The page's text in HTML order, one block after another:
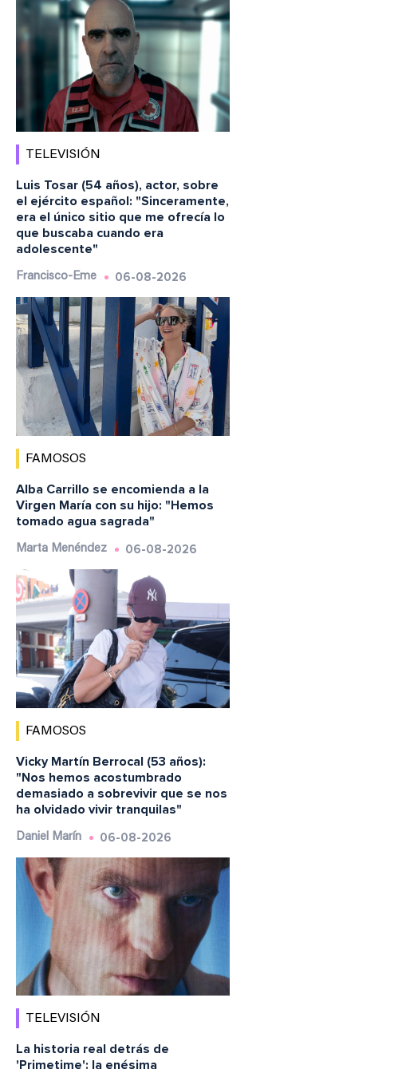
TELEVISIÓN
Luis Tosar (54 años), actor, sobre
el ejército español: "Sinceramente,
era el único sitio que me ofrecía lo
que buscaba cuando era
adolescente"
Francisco-Eme 06-08-2026
FAMOSOS
Alba Carrillo se encomienda a la
Virgen María con su hijo: "Hemos
tomado agua sagrada"
Marta Menéndez 06-08-2026
FAMOSOS
Vicky Martín Berrocal (53 años):
"Nos hemos acostumbrado
demasiado a sobrevivir que se nos
ha olvidado vivir tranquilas"
Daniel Marín 06-08-2026
TELEVISIÓN
La historia real detrás de
'Primetime': la enésima